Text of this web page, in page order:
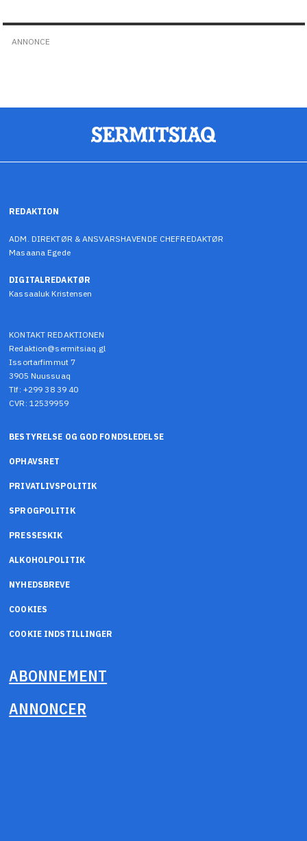
ANNONCE
REDAKTION
ADM. DIREKTØR & ANSVARSHAVENDE CHEFREDAKTØR
Masaana Egede
DIGITALREDAKTØR
Kassaaluk Kristensen
KONTAKT REDAKTIONEN
Redaktion@sermitsiaq.gl
Issortarfimmut 7
3905 Nuussuaq
Tlf: +299 38 39 40
CVR: 12539959
BESTYRELSE OG GOD FONDSLEDELSE
OPHAVSRET
PRIVATLIVSPOLITIK
SPROGPOLITIK
PRESSESKIK
ALKOHOLPOLITIK
NYHEDSBREVE
COOKIES
COOKIE INDSTILLINGER
ABONNEMENT
ANNONCER